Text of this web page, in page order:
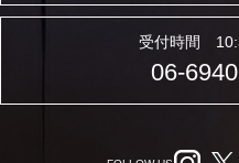
受付時間
06-